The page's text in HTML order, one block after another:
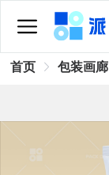
首页 包装画廊